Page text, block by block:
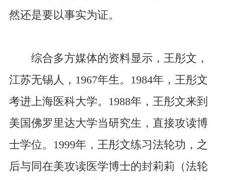
然还是要以事实为证。
综合多方媒体的资料显示，王彤文，
江苏无锡人，1967年生。1984年，王彤文
考进上海医科大学。1988年，王彤文来到
美国佛罗里达大学当研究生，直接攻读博
士学位。1999年，王彤文练习法轮功，之
后与同在美攻读医学博士的封莉莉（法轮